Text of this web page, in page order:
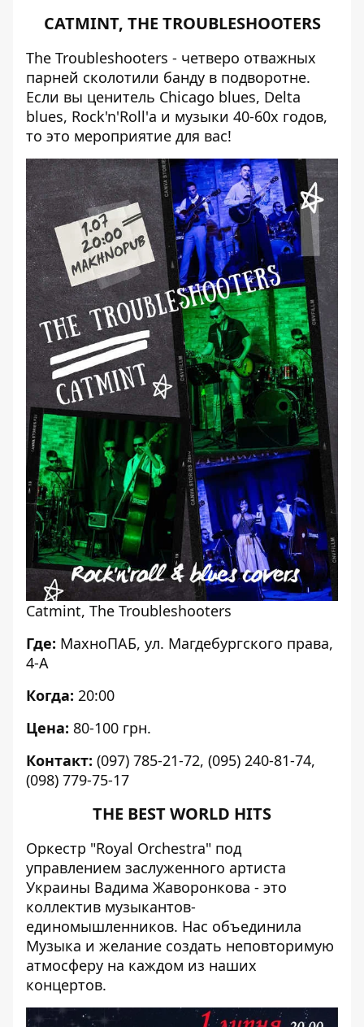
CATMINT, THE TROUBLESHOOTERS
The Troubleshooters - четверо отважных
парней сколотили банду в подворотне.
Если вы ценитель Chicago blues, Delta
blues, Rock'n'Roll'а и музыки 40-60x годов,
то это мероприятие для вас!
Catmint, The Troubleshooters
Где: МахноПАБ, ул. Магдебургского права,
4-А
Когда: 20:00
Цена: 80-100 грн.
Контакт: (097) 785-21-72, (095) 240-81-74,
(098) 779-75-17
THE BEST WORLD HITS
Оркестр "Royal Orchestra" под
управлением заслуженного артиста
Украины Вадима Жаворонкова - это
коллектив музыкантов-
единомышленников. Нас объединила
Музыка и желание создать неповторимую
атмосферу на каждом из наших
концертов.